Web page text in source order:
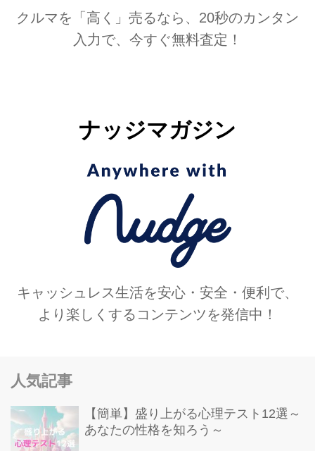
クルマを「高く」売るなら、20秒のカンタン
入力で、今すぐ無料査定！
ナッジマガジン
キャッシュレス生活を安心・安全・便利で、
より楽しくするコンテンツを発信中！
人気記事
【簡単】盛り上がる心理テスト12選～
あなたの性格を知ろう～